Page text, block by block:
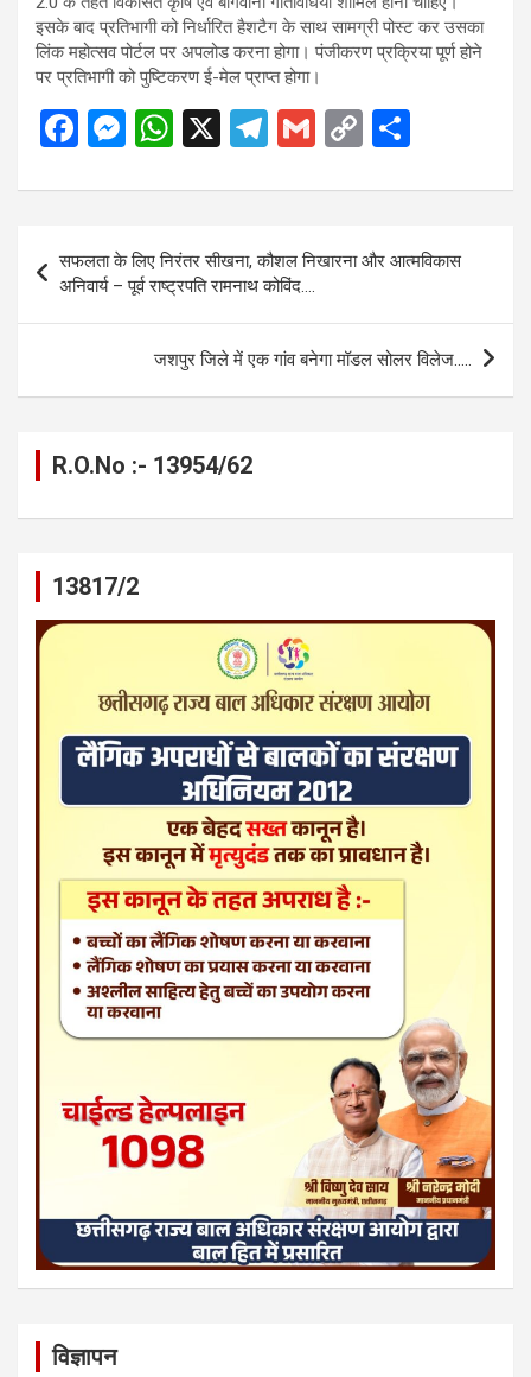
इसके बाद प्रतिभागी को निर्धारित हैशटैग के साथ सामग्री पोस्ट कर उसका
लिंक महोत्सव पोर्टल पर अपलोड करना होगा। पंजीकरण प्रक्रिया पूर्ण होने
पर प्रतिभागी को पुष्टिकरण ई-मेल प्राप्त होगा।
F
ce
o
o
M
se
n
g
er
W
at
s
A
p
p
X
T
e
gr
a
m
G
ail
C
py
Li
n
k
ar
e
navigation
सफलता के लिए निरंतर सीखना, कौशल निखारना और आत्मविकास
अनिवार्य – पूर्व राष्ट्रपति रामनाथ कोविंद….
जशपुर जिले में एक गांव बनेगा मॉडल सोलर विलेज…..
R.O.No :- 13954/62
13817/2
विज्ञापन